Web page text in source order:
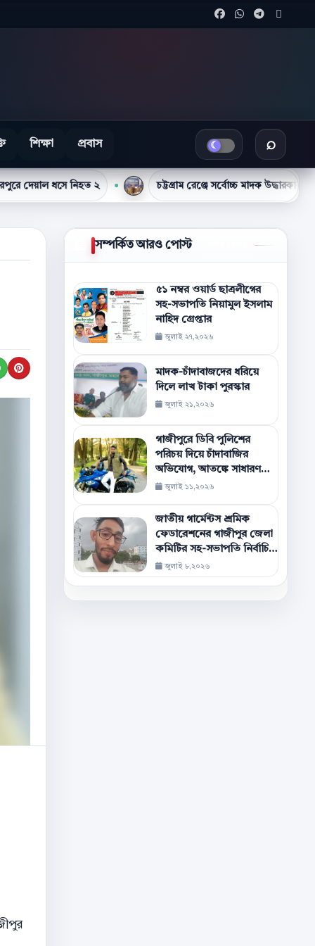
Facebook এ
WhatsApp এ
Telegram
X এ
শিক্ষা প্রবাস খবর খুঁজুন
নিহত ২ চট্টগ্রাম রেঞ্জে সর্বোচ্চ মাদক উদ্ধারকারী কর্মকর্তা
by Email
Share on WhatsApp
Share on Pinterest
সম্পর্কিত আরও পোস্ট
৫১ নম্বর ওয়ার্ড ছাত্রলীগের
সহ-সভাপতি নিয়ামুল ইসলাম
নাহিদ গ্রেপ্তার
জুলাই ২৭,২০২৬
মাদক-চাঁদাবাজদের ধরিয়ে
দিলে লাখ টাকা পুরস্কার
জুলাই ২১,২০২৬
গাজীপুরে ডিবি পুলিশের
পরিচয় দিয়ে চাঁদাবাজির
অভিযোগ, আতঙ্কে সাধারণ
মানুষজুলাই ১১,২০২৬
জাতীয় গার্মেন্টস শ্রমিক
ফেডারেশনের গাজীপুর জেলা
কমিটির সহ-সভাপতি নির্বাচিত
হলেন সাগর ইসলাম হৃদয়
জুলাই ৮,২০২৬